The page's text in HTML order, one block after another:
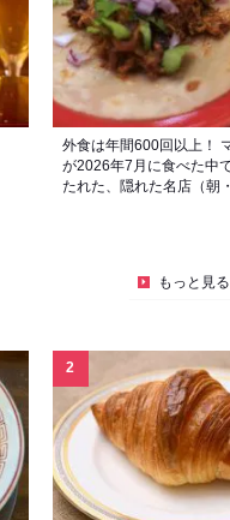
外食は年間600回以上！
が2026年7月に食べた中
たれた、隠れた名店（朝
もっと見る